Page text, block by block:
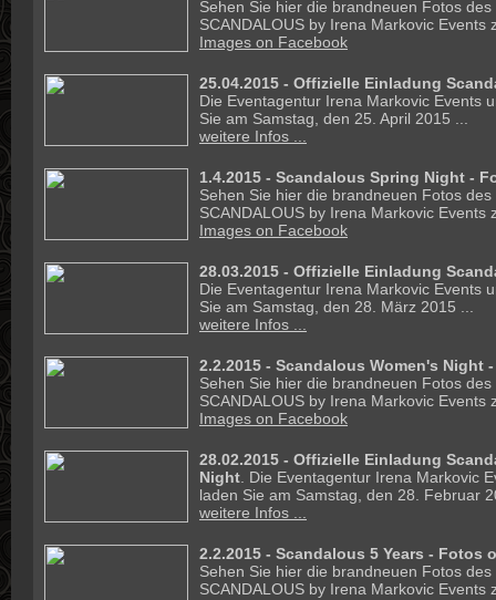
Sehen Sie hier die brandneuen Fotos
SCANDALOUS by Irena Markovic Events
Images on Facebook
25.04.2015 - Offizielle Einladung
Die Eventagentur Irena Markovic Events
Sie am Samstag, den 25. April 2015 ...
weitere Infos ...
1.4.2015 - Scandalous Spring Night -
Sehen Sie hier die brandneuen Fotos
SCANDALOUS by Irena Markovic Events
Images on Facebook
28.03.2015 - Offizielle Einladung
Die Eventagentur Irena Markovic Events
Sie am Samstag, den 28. März 2015 ...
weitere Infos ...
2.2.2015 - Scandalous Women's Night
Sehen Sie hier die brandneuen Fotos
SCANDALOUS by Irena Markovic Events
Images on Facebook
28.02.2015 - Offizielle Einladung
Night . Die Eventagentur Irena Markovic
laden Sie am Samstag, den 28. Februar
weitere Infos ...
2.2.2015 - Scandalous 5 Years - Fotos
Sehen Sie hier die brandneuen Fotos
SCANDALOUS by Irena Markovic Events